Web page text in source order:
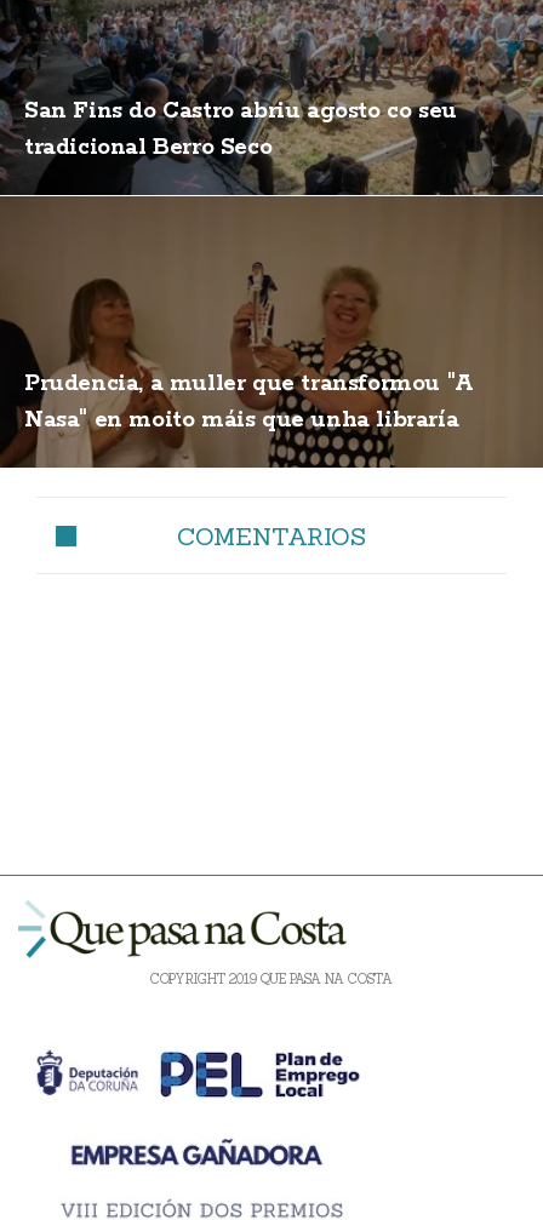
San Fins do Castro abriu agosto co seu
tradicional Berro Seco
Prudencia, a muller que transformou "A
Nasa" en moito máis que unha libraría
COMENTARIOS
COPYRIGHT 2019 QUE PASA NA COSTA